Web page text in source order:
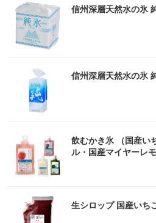
信州深層天然水の氷
信州深層天然水の氷
飲むかき氷 （国産い
ル・国産マイヤーレ
生シロップ 国産いち